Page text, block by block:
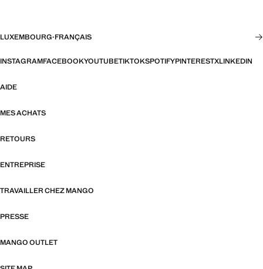
LUXEMBOURG·FRANÇAIS
INSTAGRAMFACEBOOKYOUTUBETIKTOKSPOTIFYPINTERESTXLINKEDIN
AIDE
MES ACHATS
RETOURS
ENTREPRISE
TRAVAILLER CHEZ MANGO
PRESSE
MANGO OUTLET